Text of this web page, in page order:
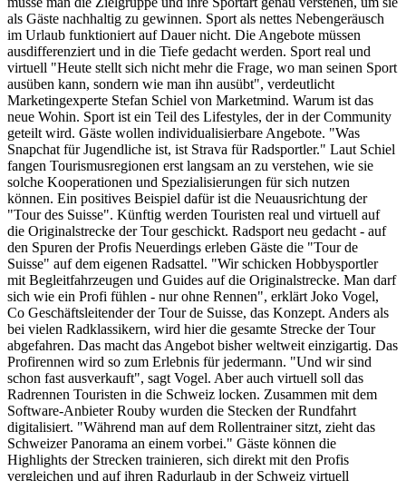
als Gäste nachhaltig zu gewinnen. Sport als nettes Nebengeräusch
im Urlaub funktioniert auf Dauer nicht. Die Angebote müssen
ausdifferenziert und in die Tiefe gedacht werden. Sport real und
virtuell "Heute stellt sich nicht mehr die Frage, wo man seinen Sport
ausüben kann, sondern wie man ihn ausübt", verdeutlicht
Marketingexperte Stefan Schiel von Marketmind. Warum ist das
neue Wohin. Sport ist ein Teil des Lifestyles, der in der Community
geteilt wird. Gäste wollen individualisierbare Angebote. "Was
Snapchat für Jugendliche ist, ist Strava für Radsportler." Laut Schiel
fangen Tourismusregionen erst langsam an zu verstehen, wie sie
solche Kooperationen und Spezialisierungen für sich nutzen
können. Ein positives Beispiel dafür ist die Neuausrichtung der
"Tour des Suisse". Künftig werden Touristen real und virtuell auf
die Originalstrecke der Tour geschickt. Radsport neu gedacht - auf
den Spuren der Profis Neuerdings erleben Gäste die "Tour de
Suisse" auf dem eigenen Radsattel. "Wir schicken Hobbysportler
mit Begleitfahrzeugen und Guides auf die Originalstrecke. Man darf
sich wie ein Profi fühlen - nur ohne Rennen", erklärt Joko Vogel,
Co Geschäftsleitender der Tour de Suisse, das Konzept. Anders als
bei vielen Radklassikern, wird hier die gesamte Strecke der Tour
abgefahren. Das macht das Angebot bisher weltweit einzigartig. Das
Profirennen wird so zum Erlebnis für jedermann. "Und wir sind
schon fast ausverkauft", sagt Vogel. Aber auch virtuell soll das
Radrennen Touristen in die Schweiz locken. Zusammen mit dem
Software-Anbieter Rouby wurden die Stecken der Rundfahrt
digitalisiert. "Während man auf dem Rollentrainer sitzt, zieht das
Schweizer Panorama an einem vorbei." Gäste können die
Highlights der Strecken trainieren, sich direkt mit den Profis
vergleichen und auf ihren Radurlaub in der Schweiz virtuell